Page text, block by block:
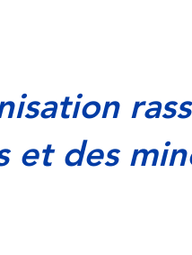
et des